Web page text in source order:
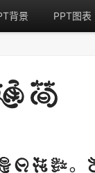
背景 PPT图表